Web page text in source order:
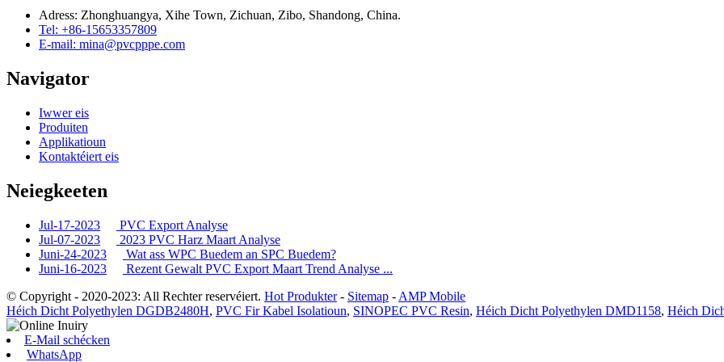
Adress: Zhonghuangya, Xihe Town, Zichuan, Zibo, Shandong, China.
Tel: +86-15653357809
E-mail: mina@pvcpppe.com
Navigator
Iwwer eis
Produiten
Applikatioun
Kontaktéiert eis
Neiegkeeten
Jul-17-2023
PVC Export Analyse
Jul-07-2023
2023 PVC Harz Maart Analyse
Juni-24-2023
Wat ass WPC Buedem an SPC Buedem?
Juni-16-2023
Rezent Gewalt PVC Export Maart Trend Analyse ...
© Copyright - 2020-2023: All Rechter reservéiert. Hot Produkter- Sitemap - AMP Mobile
Héich Dicht Polyethylen DGDB2480H, PVC Fir Kabel Isolatioun, SINOPEC PVC Resin, Héich Dicht Polyethylen DMD1158, Héich
E-Mail schécken
WhatsApp